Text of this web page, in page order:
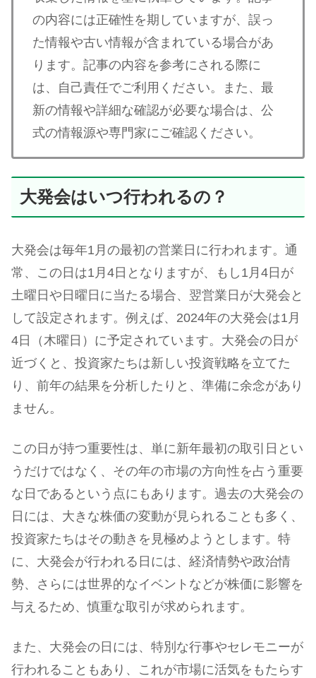
の内容には正確性を期していますが、誤っ
た情報や古い情報が含まれている場合があ
ります。記事の内容を参考にされる際に
は、自己責任でご利用ください。また、最
新の情報や詳細な確認が必要な場合は、公
式の情報源や専門家にご確認ください。
大発会はいつ行われるの？
大発会は毎年1月の最初の営業日に行われます。通
常、この日は1月4日となりますが、もし1月4日が
土曜日や日曜日に当たる場合、翌営業日が大発会と
して設定されます。例えば、2024年の大発会は1月
4日（木曜日）に予定されています。大発会の日が
近づくと、投資家たちは新しい投資戦略を立てた
り、前年の結果を分析したりと、準備に余念があり
ません。
この日が持つ重要性は、単に新年最初の取引日とい
うだけではなく、その年の市場の方向性を占う重要
な日であるという点にもあります。過去の大発会の
日には、大きな株価の変動が見られることも多く、
投資家たちはその動きを見極めようとします。特
に、大発会が行われる日には、経済情勢や政治情
勢、さらには世界的なイベントなどが株価に影響を
与えるため、慎重な取引が求められます。
また、大発会の日には、特別な行事やセレモニーが
行われることもあり、これが市場に活気をもたらす